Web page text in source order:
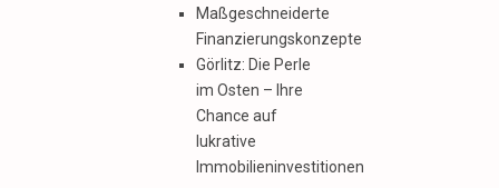
Maßgeschneiderte
Finanzierungskonzepte
Görlitz: Die Perle
im Osten – Ihre
Chance auf
lukrative
Immobilieninvestitionen